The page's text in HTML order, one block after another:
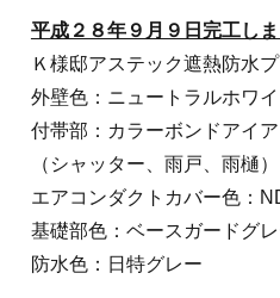
平成２８年９月９日完工しま
Ｋ様邸アステック遮熱防水
外壁色：ニュートラルホワ
付帯部：カラーボンドアイ
（シャッター、雨戸、雨樋）
エアコンダクトカバー色：
基礎部色：ベースガードグ
防水色：日特グレー